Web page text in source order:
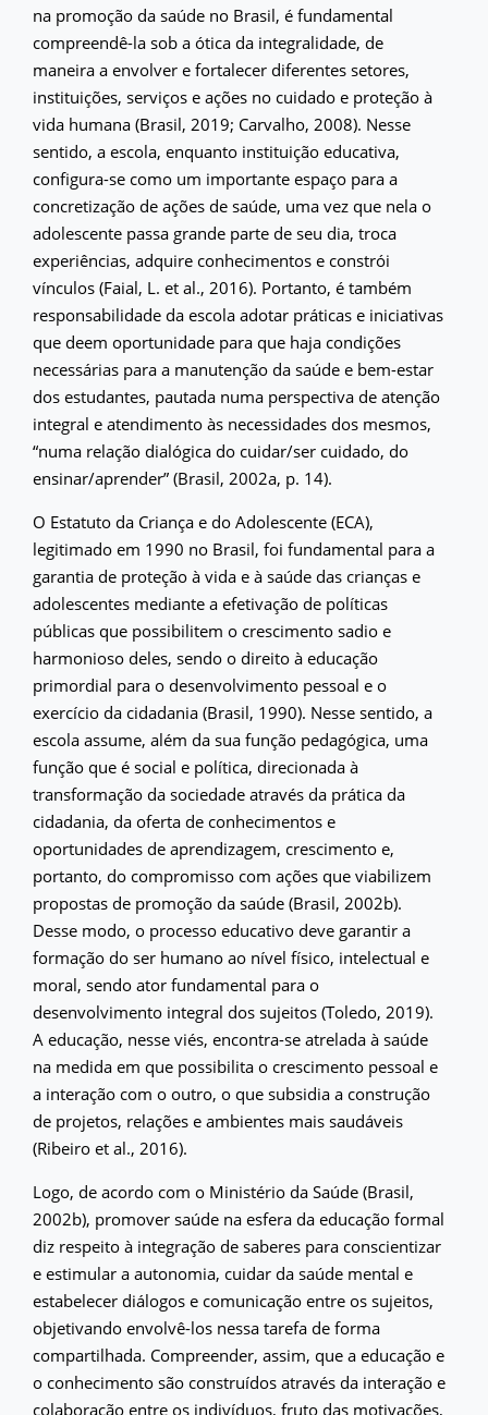
na promoção da saúde no Brasil, é fundamental
compreendê-la sob a ótica da integralidade, de
maneira a envolver e fortalecer diferentes setores,
instituições, serviços e ações no cuidado e proteção à
vida humana (Brasil, 2019; Carvalho, 2008). Nesse
sentido, a escola, enquanto instituição educativa,
configura-se como um importante espaço para a
concretização de ações de saúde, uma vez que nela o
adolescente passa grande parte de seu dia, troca
experiências, adquire conhecimentos e constrói
vínculos (Faial, L. et al., 2016). Portanto, é também
responsabilidade da escola adotar práticas e iniciativas
que deem oportunidade para que haja condições
necessárias para a manutenção da saúde e bem-estar
dos estudantes, pautada numa perspectiva de atenção
integral e atendimento às necessidades dos mesmos,
“numa relação dialógica do cuidar/ser cuidado, do
ensinar/aprender” (Brasil, 2002a, p. 14).
O Estatuto da Criança e do Adolescente (ECA),
legitimado em 1990 no Brasil, foi fundamental para a
garantia de proteção à vida e à saúde das crianças e
adolescentes mediante a efetivação de políticas
públicas que possibilitem o crescimento sadio e
harmonioso deles, sendo o direito à educação
primordial para o desenvolvimento pessoal e o
exercício da cidadania (Brasil, 1990). Nesse sentido, a
escola assume, além da sua função pedagógica, uma
função que é social e política, direcionada à
transformação da sociedade através da prática da
cidadania, da oferta de conhecimentos e
oportunidades de aprendizagem, crescimento e,
portanto, do compromisso com ações que viabilizem
propostas de promoção da saúde (Brasil, 2002b).
Desse modo, o processo educativo deve garantir a
formação do ser humano ao nível físico, intelectual e
moral, sendo ator fundamental para o
desenvolvimento integral dos sujeitos (Toledo, 2019).
A educação, nesse viés, encontra-se atrelada à saúde
na medida em que possibilita o crescimento pessoal e
a interação com o outro, o que subsidia a construção
de projetos, relações e ambientes mais saudáveis
(Ribeiro et al., 2016).
Logo, de acordo com o Ministério da Saúde (Brasil,
2002b), promover saúde na esfera da educação formal
diz respeito à integração de saberes para conscientizar
e estimular a autonomia, cuidar da saúde mental e
estabelecer diálogos e comunicação entre os sujeitos,
objetivando envolvê-los nessa tarefa de forma
compartilhada. Compreender, assim, que a educação e
o conhecimento são construídos através da interação e
colaboração entre os indivíduos, fruto das motivações,